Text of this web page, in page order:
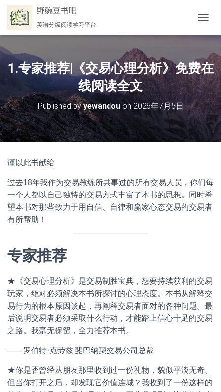
野豌豆书吧
英语分级阅读学习平台
换
1.专家推荐|《交易心理分析》免费在
线阅读全文
Published byyewandouon 2026年7月5日
谨以此书献给
过去18年我作为交易教练所共事过的所有交易人员，你们每
一个人都以自己独特的交易方式丰富了本书的思想。同时希
望本书对那些致力于用自信、自律和赢家心态交易的交易者
有所帮助！
专家推荐
★《交易心理分析》是交易制胜宝典，想要持续获利的交易
玩家，绝对必须解决本书所探讨的心理态度。本书从解释交
易行为的根本原因谈起，再阐释交易者面对的各种问题。最
后说明交易者必须采取什么行动，才能踏上信心十足的交易
之路。我毫无保留，全力推荐本书。
——罗伯特·克劳兹 斐巴纳契交易公司总裁
★你是否曾经从朋友那里收到过一份礼物，貌似平淡无奇。
但当你打开之后，却发现它价值连城？我收到了一份这样的